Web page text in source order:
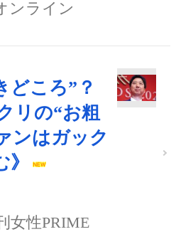
ンライン
どころ”？
リの“お粗
ンはガック
女性PRIME